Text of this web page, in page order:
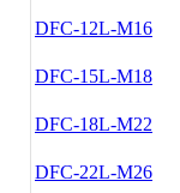
DFC-12L-M16
DFC-15L-M18
DFC-18L-M22
DFC-22L-M26